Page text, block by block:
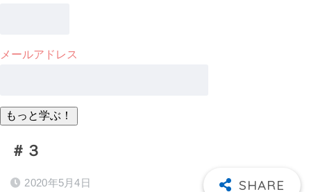
メールアドレス
＃３
2020年5月4日